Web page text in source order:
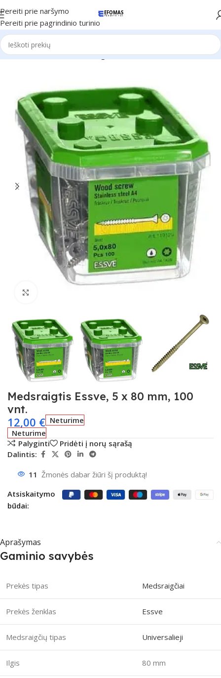
Pereiti prie naršymo
Pereiti prie pagrindinio turinio
Pradžia Tvirtinimo medžiagos
Medsraigtis Essve, 5 x 80 mm, 100
vnt.
12,00 € Neturime
Neturime
Palyginti
Pridėti į norų sąrašą
Dalintis:
11 Žmonės dabar žiūri šį produktą!
Atsiskaitymo
būdai:
Aprašymas
Gaminio savybės
Prekės tipas Medsraigčiai
Prekės ženklas Essve
Medsraigčių tipas Universalieji
Ilgis 80 mm